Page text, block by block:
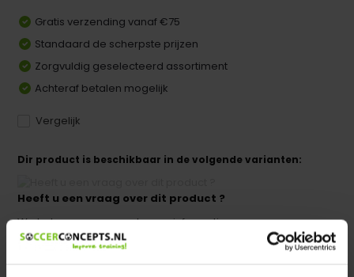
Gratis verzending vanaf €75
Standaard de scherpste prijzen
Zorgvuldig geselecteerd assortiment
Achteraf betalen mogelijk
Vergelijk
Dir product is beschikbaar in de volgende varianten:
Heeft u een vraag over dit product ?
We helpen u graag met meer informatie
Verstuur email